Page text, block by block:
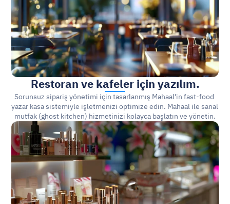
Restoran ve kafeler için yazılım.
Sorunsuz sipariş yönetimi için tasarlanmış Mahaal'in fast-food
yazar kasa sistemiyle işletmenizi optimize edin. Mahaal ile sanal
mutfak (ghost kitchen) hizmetinizi kolayca başlatın ve yönetin.